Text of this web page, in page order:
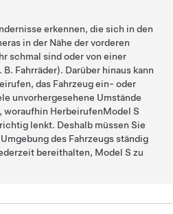
erkennen, die sich in den
in der Nähe der vorderen
schmal sind oder von einer
Fahrräder). Darüber hinaus kann
, das Fahrzeug ein- oder
unvorhergesehene Umstände
woraufhin HerbeirufenModel S
lenkt. Deshalb müssen Sie
des Fahrzeugs ständig
bereithalten, Model S zu